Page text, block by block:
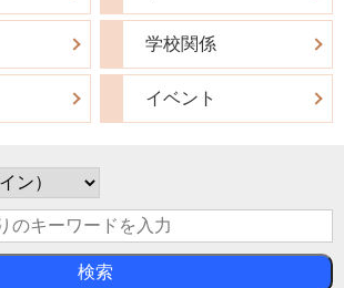
学校関係
イベント
検索